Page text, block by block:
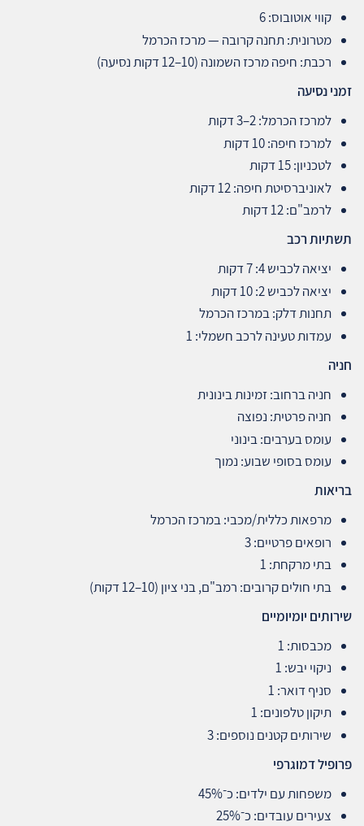
קווי אוטובוס: 6
מטרונית: תחנה קרובה — מרכז הכרמל
רכבת: חיפה מרכז השמונה (10–12 דקות נסיעה)
זמני נסיעה
למרכז הכרמל: 2–3 דקות
למרכז חיפה: 10 דקות
לטכניון: 15 דקות
לאוניברסיטת חיפה: 12 דקות
לרמב"ם: 12 דקות
תשתיות רכב
יציאה לכביש 4: 7 דקות
יציאה לכביש 2: 10 דקות
תחנות דלק: במרכז הכרמל
עמדות טעינה לרכב חשמלי: 1
חניה
חניה ברחוב: זמינות בינונית
חניה פרטית: נפוצה
עומס בערבים: בינוני
עומס בסופי שבוע: נמוך
בריאות
מרפאות כללית/מכבי: במרכז הכרמל
רופאים פרטיים: 3
בתי מרקחת: 1
בתי חולים קרובים: רמב"ם, בני ציון (10–12 דקות)
שירותים יומיומיים
מכבסות: 1
ניקוי יבש: 1
סניף דואר: 1
תיקון טלפונים: 1
שירותים קטנים נוספים: 3
פרופיל דמוגרפי
משפחות עם ילדים: כ־45%
צעירים עובדים: כ־25%